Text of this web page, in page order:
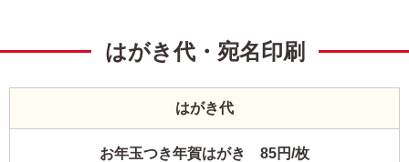
はがき代・宛名印刷
はがき代
お年玉つき年賀はがき 85円/枚